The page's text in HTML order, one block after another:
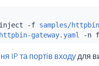
-f samples/
gateway.yaml
IP та портів входу для